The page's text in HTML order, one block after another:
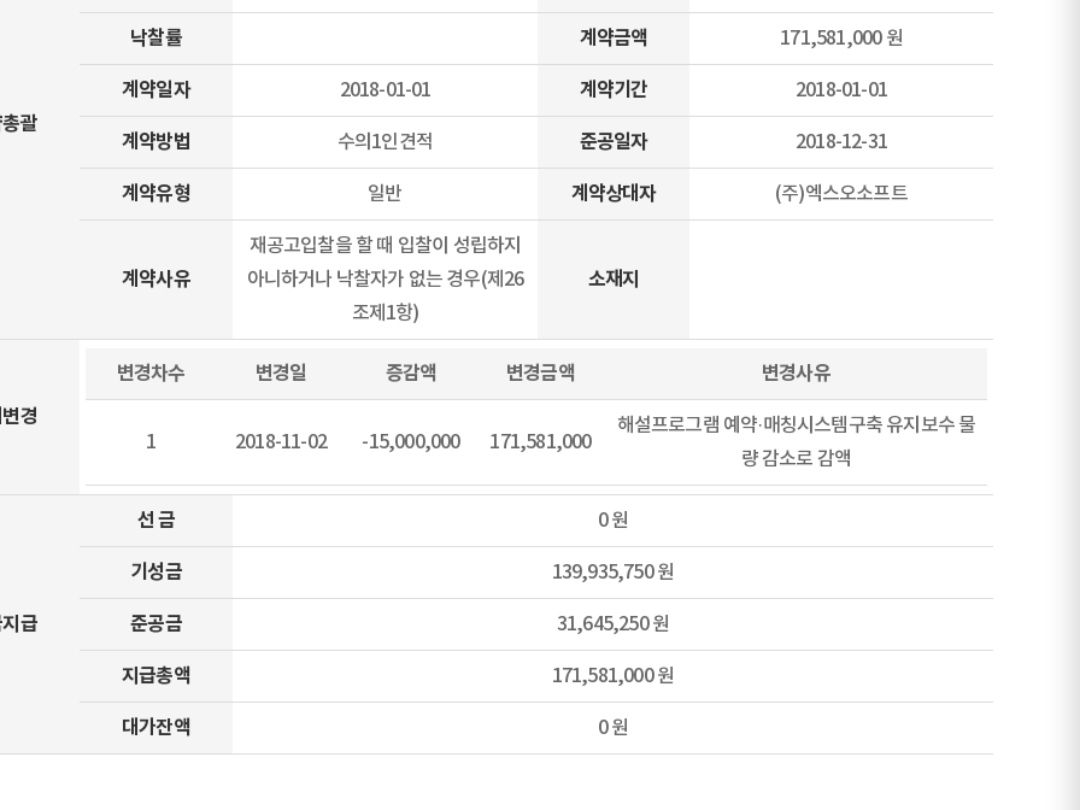
괄
낙찰률 계약금액 171,581,000 원
계약일자 2018-01-01 계약기간 2018-01-01
계약방법 수의1인견적 준공일자 2018-12-31
계약유형 일반 계약상대자 (주)엑스오소프트
계약사유
재공고입찰을 할 때 입찰이 성립하지
아니하거나 낙찰자가 없는 경우(제26
조제1항)
소재지
경
변경차수 변경일 증감액 변경금액 변경사유
1 2018-11-02 -15,000,000 171,581,000
해설프로그램 예약·매칭시스템구축 유지보수 물
량 감소로 감액
급
선 금 0 원
기성금 139,935,750 원
준공금 31,645,250 원
지급총액 171,581,000 원
대가잔액 0 원